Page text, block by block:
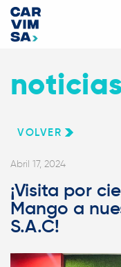
noticias
VOLVER
Abril 17, 2024
¡Visita por
Mango a
S.A.C!